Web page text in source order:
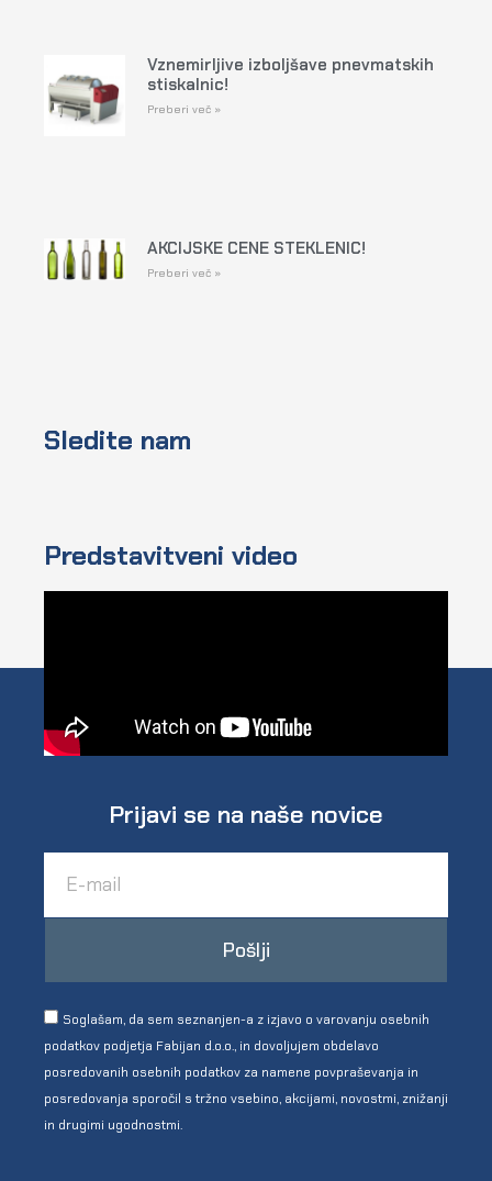
Vznemirljive izboljšave pnevmatskih
stiskalnic!
Preberi več »
AKCIJSKE CENE STEKLENIC!
Preberi več »
Sledite nam
Predstavitveni video
Prijavi se na naše novice
Pošlji
Soglašam, da sem seznanjen-a z izjavo o varovanju osebnih
podatkov podjetja Fabijan d.o.o., in dovoljujem obdelavo
posredovanih osebnih podatkov za namene povpraševanja in
posredovanja sporočil s tržno vsebino, akcijami, novostmi, znižanji
in drugimi ugodnostmi.